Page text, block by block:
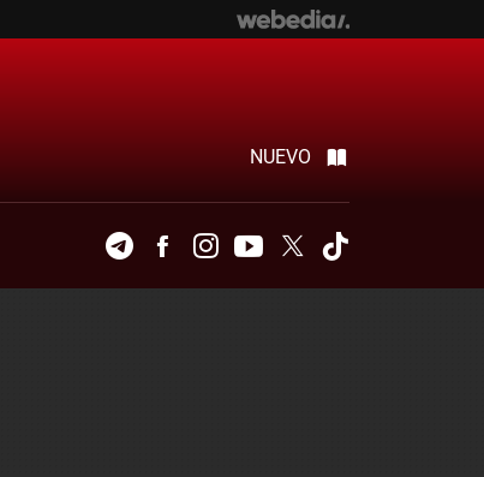
NUEVO
TelegramFacebookInstagramYoutubeTwitter